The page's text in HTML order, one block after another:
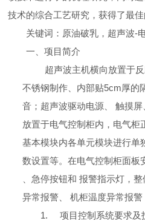
技术的综合工艺研究，获得了最佳
关键词：原油破乳，超声波-
一、项目简介
超声波主机横向放置于
不锈钢制作、内部贴5cm厚的
音；超声波驱动电源、
触摸屏
放置于电气控制柜内，电气柜
基本模块内各单元模块进行单
数设置等。在电气控制柜面板
、急停按钮和 报警指示灯，整
异常报警、
机柜温度异常报警
1.
项目控制系统要求及